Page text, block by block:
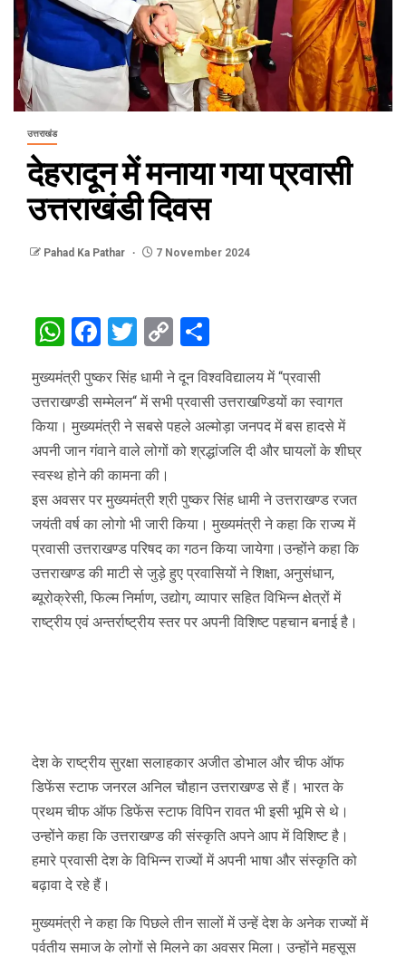
उत्तराखंड
देहरादून में मनाया गया प्रवासी
उत्तराखंडी दिवस
Pahad Ka Pathar 7 November 2024
WhatsApp
Facebook
Twitter
Copy
मुख्यमंत्री पुष्कर सिंह धामी ने दून विश्वविद्यालय में “प्रवासी
उत्तराखण्डी सम्मेलन“ में सभी प्रवासी उत्तराखण्डियों का स्वागत
किया। मुख्यमंत्री ने सबसे पहले अल्मोड़ा जनपद में बस हादसे में
अपनी जान गंवाने वाले लोगों को श्रद्धांजलि दी और घायलों के शीघ्र
स्वस्थ होने की कामना की।
इस अवसर पर मुख्यमंत्री श्री पुष्कर सिंह धामी ने उत्तराखण्ड रजत
जयंती वर्ष का लोगो भी जारी किया। मुख्यमंत्री ने कहा कि राज्य में
प्रवासी उत्तराखण्ड परिषद का गठन किया जायेगा।उन्होंने कहा कि
उत्तराखण्ड की माटी से जुड़े हुए प्रवासियों ने शिक्षा, अनुसंधान,
ब्यूरोक्रेसी, फिल्म निर्माण, उद्योग, व्यापार सहित विभिन्न क्षेत्रों में
राष्ट्रीय एवं अन्तर्राष्ट्रीय स्तर पर अपनी विशिष्ट पहचान बनाई है।
देश के राष्ट्रीय सुरक्षा सलाहकार अजीत डोभाल और चीफ ऑफ
डिफेंस स्टाफ जनरल अनिल चौहान उत्तराखण्ड से हैं। भारत के
प्रथम चीफ ऑफ डिफेंस स्टाफ विपिन रावत भी इसी भूमि से थे।
उन्होंने कहा कि उत्तराखण्ड की संस्कृति अपने आप में विशिष्ट है।
हमारे प्रवासी देश के विभिन्न राज्यों में अपनी भाषा और संस्कृति को
बढ़ावा दे रहे हैं।
मुख्यमंत्री ने कहा कि पिछले तीन सालों में उन्हें देश के अनेक राज्यों में
पर्वतीय समाज के लोगों से मिलने का अवसर मिला। उन्होंने महसूस